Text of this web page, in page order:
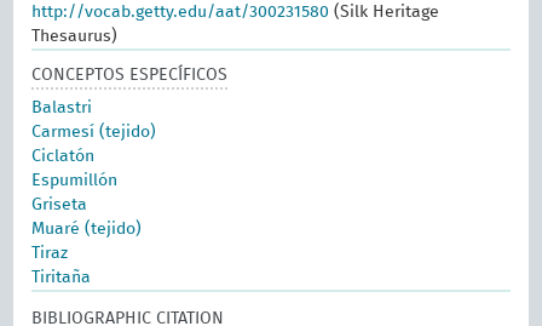
http://vocab.getty.edu/aat/300231580 (Silk Heritage
Thesaurus)
CONCEPTOS ESPECÍFICOS
Balastri
Carmesí (tejido)
Ciclatón
Espumillón
Griseta
Muaré (tejido)
Tiraz
Tiritaña
BIBLIOGRAPHIC CITATION